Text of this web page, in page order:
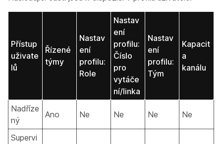
Přístup
uživate
lů
Řízené
týmy
Nastav
ení
profilu:
Role
Nastav
ení
profilu:
Číslo
pro
vytáče
ní/linka
Nastav
ení
profilu:
Tým
Kapacit
a
kanálu
Nadříze
ný
Ano Ne Ne Ne Ne
Supervi